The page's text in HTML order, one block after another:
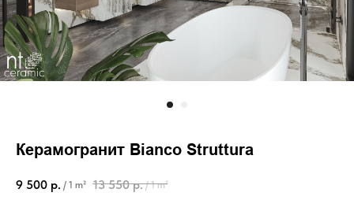
Керамогранит Bianco Struttura
9 500 р. / 1 m² 13 550 р. / 1 m²